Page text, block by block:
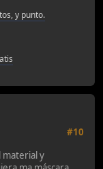
y punto.
#10
material y